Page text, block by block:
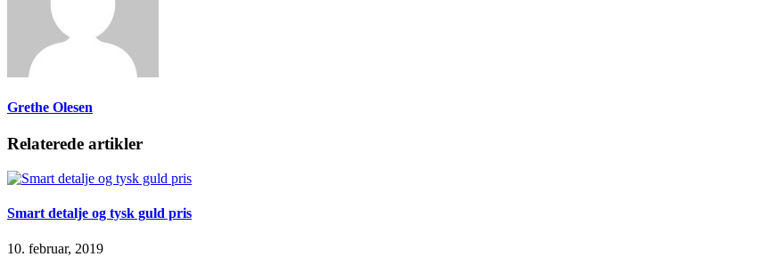
Grethe Olesen
Relaterede artikler
Smart detalje og tysk guld pris
10. februar, 2019